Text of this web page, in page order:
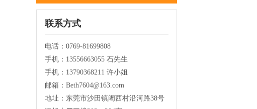
联系方式
电话：0769-81699808
手机：13556663055 石先生
手机：13790368211 许小姐
邮箱：Beth7604@163.com
地址：东莞市沙田镇阇西村沿河路38号